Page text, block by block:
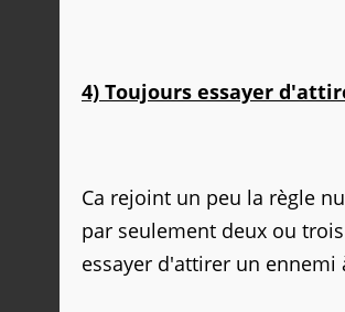
4) Toujours essayer
Ca rejoint un peu la règle
par seulement deux ou
essayer d'attirer un ennemi